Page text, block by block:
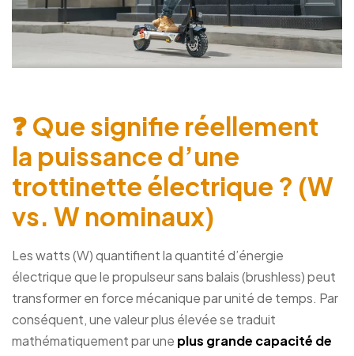
❓ Que signifie réellement
la puissance d’une
trottinette électrique ? (W
vs. W nominaux)
Les watts (W) quantifient la quantité d’énergie
électrique que le propulseur sans balais (brushless) peut
transformer en force mécanique par unité de temps. Par
conséquent, une valeur plus élevée se traduit
mathématiquement par une plus grande capacité de